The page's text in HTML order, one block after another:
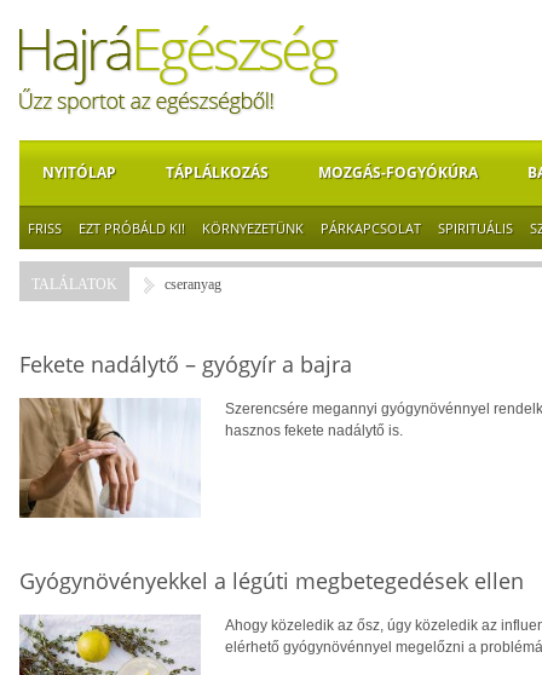
NYITÓLAP TÁPLÁLKOZÁS MOZGÁS-FOGYÓKÚRA
FRISS EZT PRÓBÁLD KI! KÖRNYEZETÜNK PÁRKAPCSOLAT SPIRITUÁLIS
TALÁLATOK cseranyag
Fekete nadálytő – gyógyír a bajra
Szerencsére megannyi gyógynövénnyel
hasznos fekete nadálytő is.
Gyógynövényekkel a légúti megbetegedések ellen
Ahogy közeledik az ősz, úgy közeledik az
elérhető gyógynövénnyel megelőzni a